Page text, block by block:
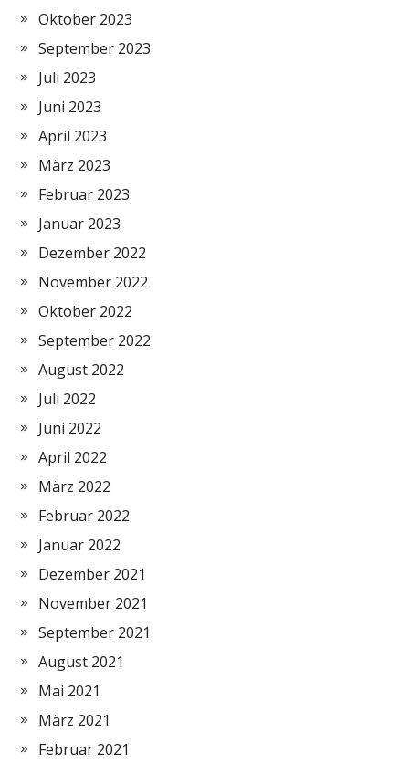
Oktober 2023
September 2023
Juli 2023
Juni 2023
April 2023
März 2023
Februar 2023
Januar 2023
Dezember 2022
November 2022
Oktober 2022
September 2022
August 2022
Juli 2022
Juni 2022
April 2022
März 2022
Februar 2022
Januar 2022
Dezember 2021
November 2021
September 2021
August 2021
Mai 2021
März 2021
Februar 2021